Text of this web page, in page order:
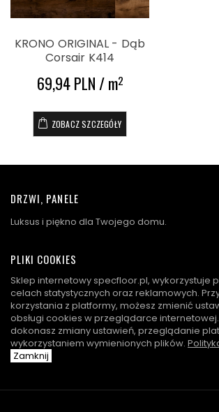
KRONO ORIGINAL - Dąb
Corsair K414
69,94 PLN / m2
ZOBACZ SZCZEGÓŁY
DRZWI, PANELE
Luksus i piękno dla Twojego domu.
PLIKI COOKIES
Sklep internetowy specfloor.pl, wykorzystuje
celach statystycznych oraz reklamowych.
korzystania z platformy, możesz zmienić
obsługi cookies w przeglądarce
dokonasz zmiany ustawień, przeglądanie
wykorzystaniem wymienionych plików.
Zamknij